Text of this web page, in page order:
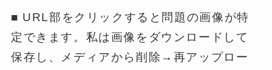
■ URL部をクリックすると問題の画像が特
定できます。私は画像をダウンロードして
保存し、メディアから削除→再アップロー